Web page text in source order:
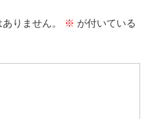
りません。 ※ が付いている